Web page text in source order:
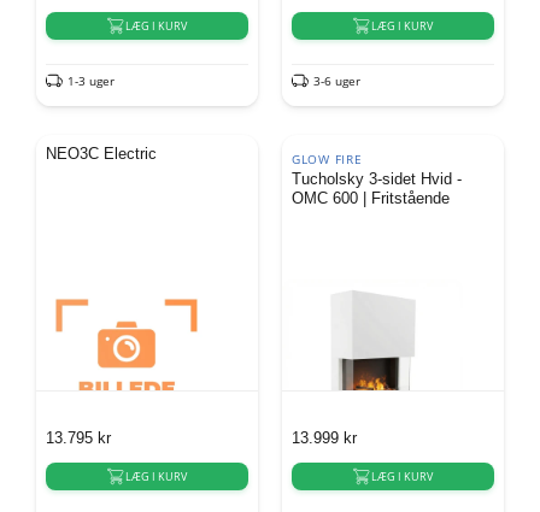
LÆG I KURV
1-3 uger
LÆG I KURV
3-6 uger
NEO3C Electric
13.795 kr
LÆG I KURV
GLOW FIRE
Tucholsky 3-sidet Hvid -
OMC 600 | Fritstående
13.999 kr
LÆG I KURV